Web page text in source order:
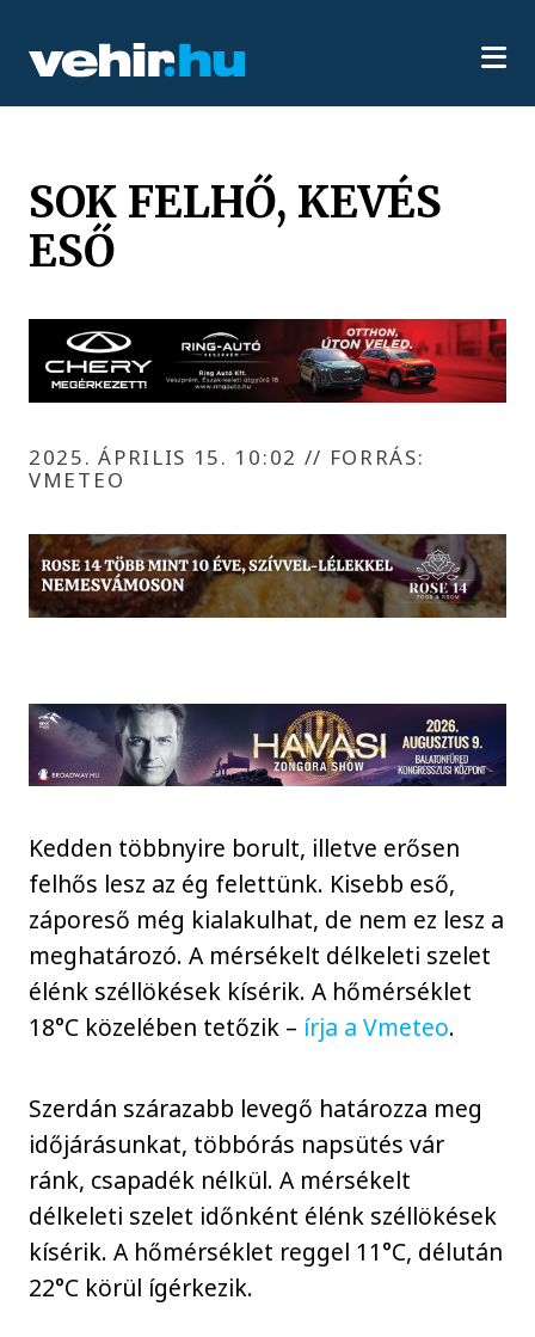
SOK FELHŐ, KEVÉS
ESŐ
2025. ÁPRILIS 15. 10:02 // FORRÁS:
VMETEO
Kedden többnyire borult, illetve erősen
felhős lesz az ég felettünk. Kisebb eső,
záporeső még kialakulhat, de nem ez lesz a
meghatározó. A mérsékelt délkeleti szelet
élénk széllökések kísérik. A hőmérséklet
18°C közelében tetőzik – írja a Vmeteo.
Szerdán szárazabb levegő határozza meg
időjárásunkat, többórás napsütés vár
ránk, csapadék nélkül. A mérsékelt
délkeleti szelet időnként élénk széllökések
kísérik. A hőmérséklet reggel 11°C, délután
22°C körül ígérkezik.